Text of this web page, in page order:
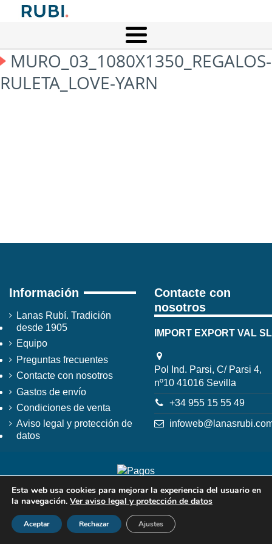
MURO_03_1080X1350_REGALOS-
RULETA_LOVE-YARN
Información
Lanas Rubí. Tradición
desde 1905
Equipo
Preguntas frecuentes
Contacte con nosotros
Gastos de envío
Condiciones de venta
Aviso legal y protección de
datos
Contacte con
nosotros
IMPORT EXPORT VAL SL
Pol Ind. Parsi, C/ Parsi 4,
nº10 41016 Sevilla
+34 955 15 55 49
Esta web usa cookies para mejorar la experiencia del usuario en
la navegación. Ver aviso legal y protección de datos
Aceptar Rechazar Ajustes